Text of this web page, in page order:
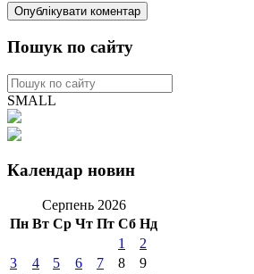
Пошук по сайту
SMALL
Календар новин
Серпень 2026
Пн Вт Ср Чт Пт Сб Нд
1
2
3
4 5 6 7 8
9